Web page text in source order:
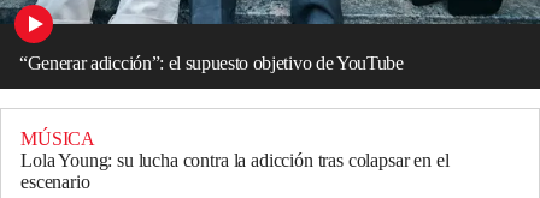
“Generar adicción”: el supuesto objetivo de YouTube
MÚSICA
Lola Young: su lucha contra la adicción tras colapsar en el
escenario